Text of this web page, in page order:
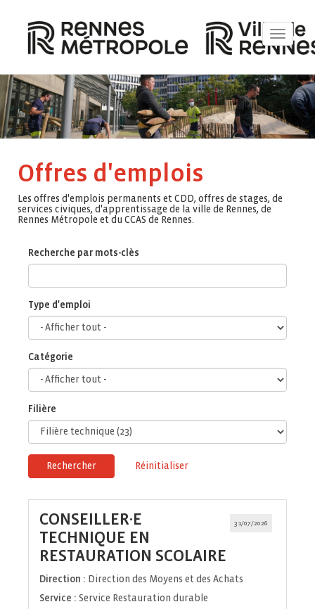
Toggle
Offres d'emplois
Les offres d'emplois permanents et CDD, offres de stages, de
services civiques, d'apprentissage de la ville de Rennes, de
Rennes Métropole et du CCAS de Rennes.
Recherche par mots-clès
Type d'emploi
Catégorie
Filière
Rechercher Réinitialiser
31/07/2026
CONSEILLER·E
TECHNIQUE EN
RESTAURATION SCOLAIRE
fenêtre)
Direction : Direction des Moyens et des Achats
Service : Service Restauration durable